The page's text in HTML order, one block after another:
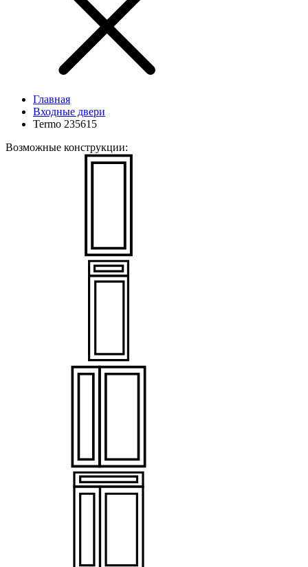
Главная
Входные двери
Termo 235615
Возможные конструкции: